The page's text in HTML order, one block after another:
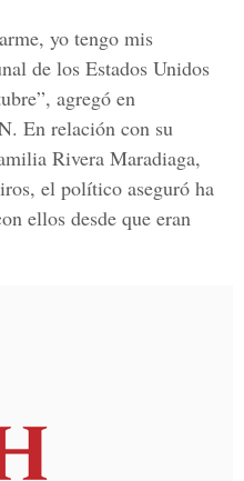
yo tengo mis
de los Estados Unidos
agregó en
. En relación con su
Rivera Maradiaga,
, el político aseguró ha
ellos desde que eran